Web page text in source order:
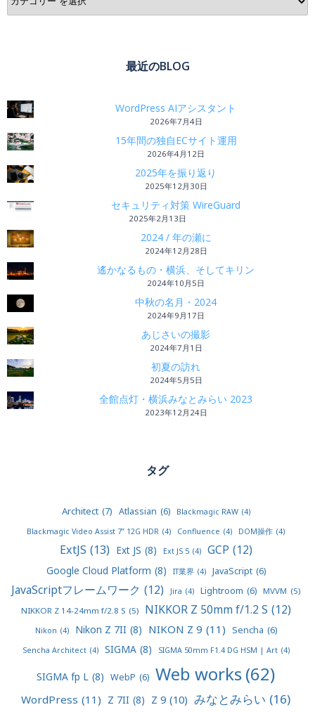
最近のBLOG
WordPress AIアシスタント
2026年7月4日
15年間の独自ECサイト運用
2026年4月12日
2025年を振り返り
2025年12月30日
セキュリティ対策 WireGuard
2025年2月13日
2024 / 年の瀬に
2024年12月28日
遙かなるもの・横浜、そしてキリン
2024年10月5日
中秋の名月・2024
2024年9月17日
あじさいの撮影
2024年7月1日
初夏の訪れ
2024年5月5日
全館点灯・横浜みなとみらい 2023
2023年12月24日
タグ
Architect (7) Atlassian (6) Blackmagic RAW (4)
Blackmagic Video Assist 7” 12G HDR (4) Confluence (4) DOM操作 (4)
ExtJS (13) Ext JS (8) Ext JS 5 (4) GCP (12)
Google Cloud Platform (8) IT業界 (4) JavaScript (6)
JavaScriptフレームワーク (12) Jira (4) Lightroom (6) MVVM (5)
NIKKOR Z 14-24mm f/2.8 S (5) NIKKOR Z 50mm f/1.2 S (12)
Nikon (4) Nikon Z 7II (8) NIKON Z 9 (11) Sencha (6)
Sencha Architect (4) SIGMA (8) SIGMA 50mm F1.4 DG HSM | Art (4)
SIGMA fp L (8) WebP (6) Web works(62)
WordPress (11) Z 7II (8) Z 9 (10) みなとみらい (16)